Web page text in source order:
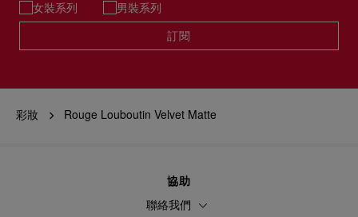
女裝系列 男裝系列
訂閱
彩妝 Rouge Louboutin Velvet Matte
協助
聯絡我們